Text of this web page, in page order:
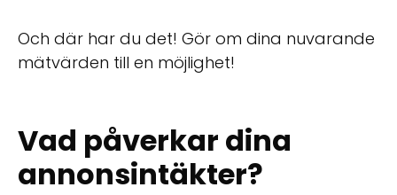
Och där har du det! Gör om dina nuvarande
mätvärden till en möjlighet!
Vad påverkar dina
annonsintäkter?